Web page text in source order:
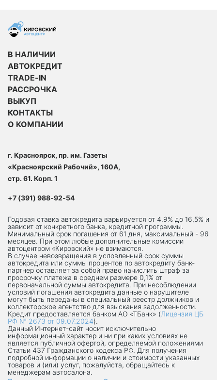
В НАЛИЧИИ
АВТОКРЕДИТ
TRADE-IN
РАССРОЧКА
ВЫКУП
КОНТАКТЫ
О КОМПАНИИ
г. Красноярск, пр. им. Газеты
«Красноярский Рабочий», 160А,
стр. 61. Корп. 1
+7 (391) 988-92-54
Годовая ставка автокредита варьируется от 4.9% до 16,5% и
зависит от конкретного банка, кредитной программы.
Минимальный срок погашения от 61 дня, максимальный - 96
месяцев. При этом любые дополнительные комиссии
автоцентром «Кировский» не взимаются.
В случае невозвращения в условленный срок суммы
автокредита или суммы процентов по автокредиту банк-
партнер оставляет за собой право начислить штраф за
просрочку платежа в среднем размере 0,1% от
первоначальной суммы автокредита. При несоблюдении
условий погашения автокредита данные о нарушителе
могут быть переданы в специальный реестр должников и
коллекторское агентство для взыскания задолженности.
Кредит предоставляется банком АО «ТБанк» (Лицензия ЦБ
РФ № 2673 от 09.07.2024).
Данный Интернет-сaйт носит исключительно
информационный характер и ни при каких условиях не
является публичной офертой, определяемой положениями
Статьи 437 Гражданского кодекса РФ. Для получения
подробной информации о наличии и стоимости указанных
товаров и (или) услуг, пожалуйста, обращайтесь к
менеджерам автосалона.